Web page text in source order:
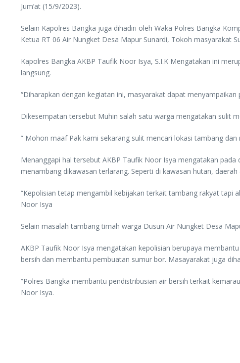
Jum’at (15/9/2023).
Selain Kapolres Bangka juga dihadiri oleh Waka Polres Bangka
Ketua RT 06 Air Nungket Desa Mapur Sunardi, Tokoh masyarakat
Kapolres Bangka AKBP Taufik Noor Isya, S.I.K Mengatakan ini
langsung.
“Diharapkan dengan kegiatan ini, masyarakat dapat
Dikesempatan tersebut Muhin salah satu warga mengatakan sulit
” Mohon maaf Pak kami sekarang sulit mencari lokasi tambang
Menanggapi hal tersebut AKBP Taufik Noor Isya mengatakan
menambang dikawasan terlarang. Seperti di kawasan hutan,
“Kepolisian tetap mengambil kebijakan terkait tambang rakyat tapi
Noor Isya
Selain masalah tambang timah warga Dusun Air Nungket Desa
AKBP Taufik Noor Isya mengatakan kepolisian berupaya
bersih dan membantu pembuatan sumur bor. Masayarakat juga
“Polres Bangka membantu pendistribusian air bersih terkait
Noor Isya.